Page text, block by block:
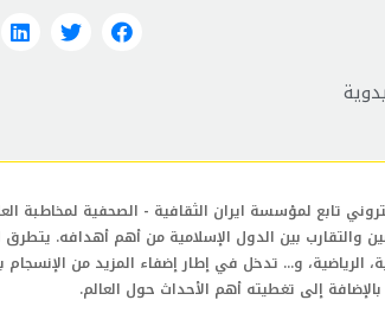
تابع لمؤسسة ايران الثقافية - الصحفية لمخاطبة
والتقارب بين الدول الإسلامية من أهم أهدافه.
الرياضية، و... تدخل في إطار إضفاء المزيد من الإنسجام
بالإضافة إلى تغطيته أهم الأحداث حول العالم.